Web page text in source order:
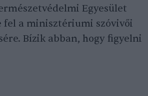
Egyesület
fel a minisztériumi szóvivői
Bízik abban, hogy figyelni